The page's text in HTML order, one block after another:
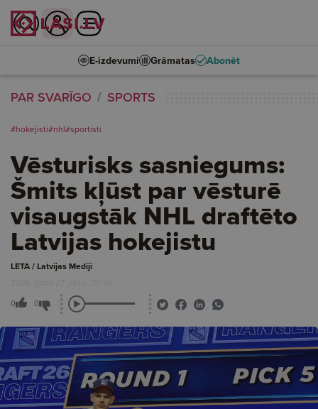
E-izdevumi Grāmatas Abonēt
PAR SVARĪGO SPORTS
#hokejisti#nhl#sportisti
Vēsturisks sasniegums:
Šmits kļūst par vēsturē
visaugstāk NHL draftēto
Latvijas hokejistu
LETA / Latvijas Mediji
2026. gada 27. jūnijs, 07:56
0 0